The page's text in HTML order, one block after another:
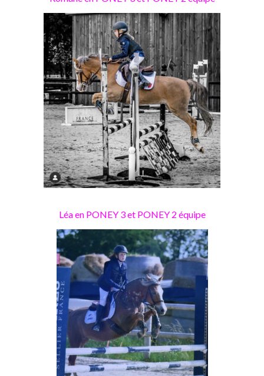
Léa en PONEY 3 et PONEY 2 équipe